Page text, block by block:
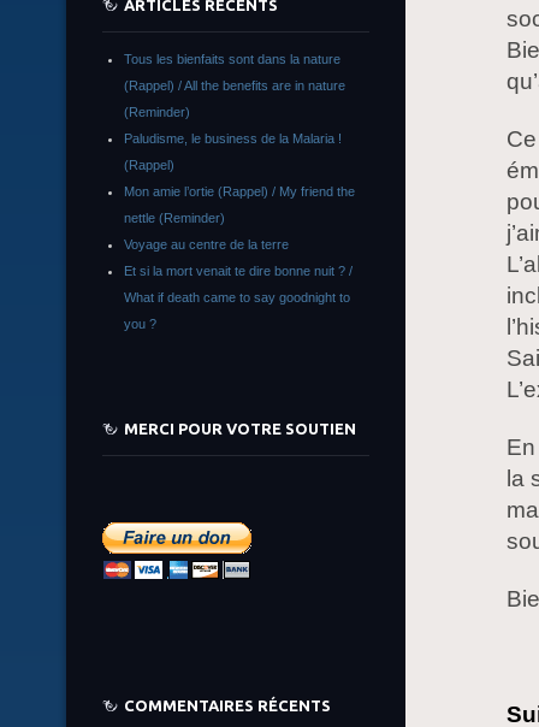
la
ARTICLES RÉCENTS
Tous les bienfaits sont dans la nature
(Rappel) / All the benefits are in nature
(Reminder)
Paludisme, le business de la Malaria !
(Rappel)
Mon amie l’ortie (Rappel) / My friend the
nettle (Reminder)
Voyage au centre de la terre
Et si la mort venait te dire bonne nuit ? /
What if death came to say goodnight to
you ?
MERCI POUR VOTRE SOUTIEN
COMMENTAIRES RÉCENTS